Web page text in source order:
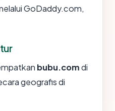
GoDaddy.com,
bubu.comdi
geografis di